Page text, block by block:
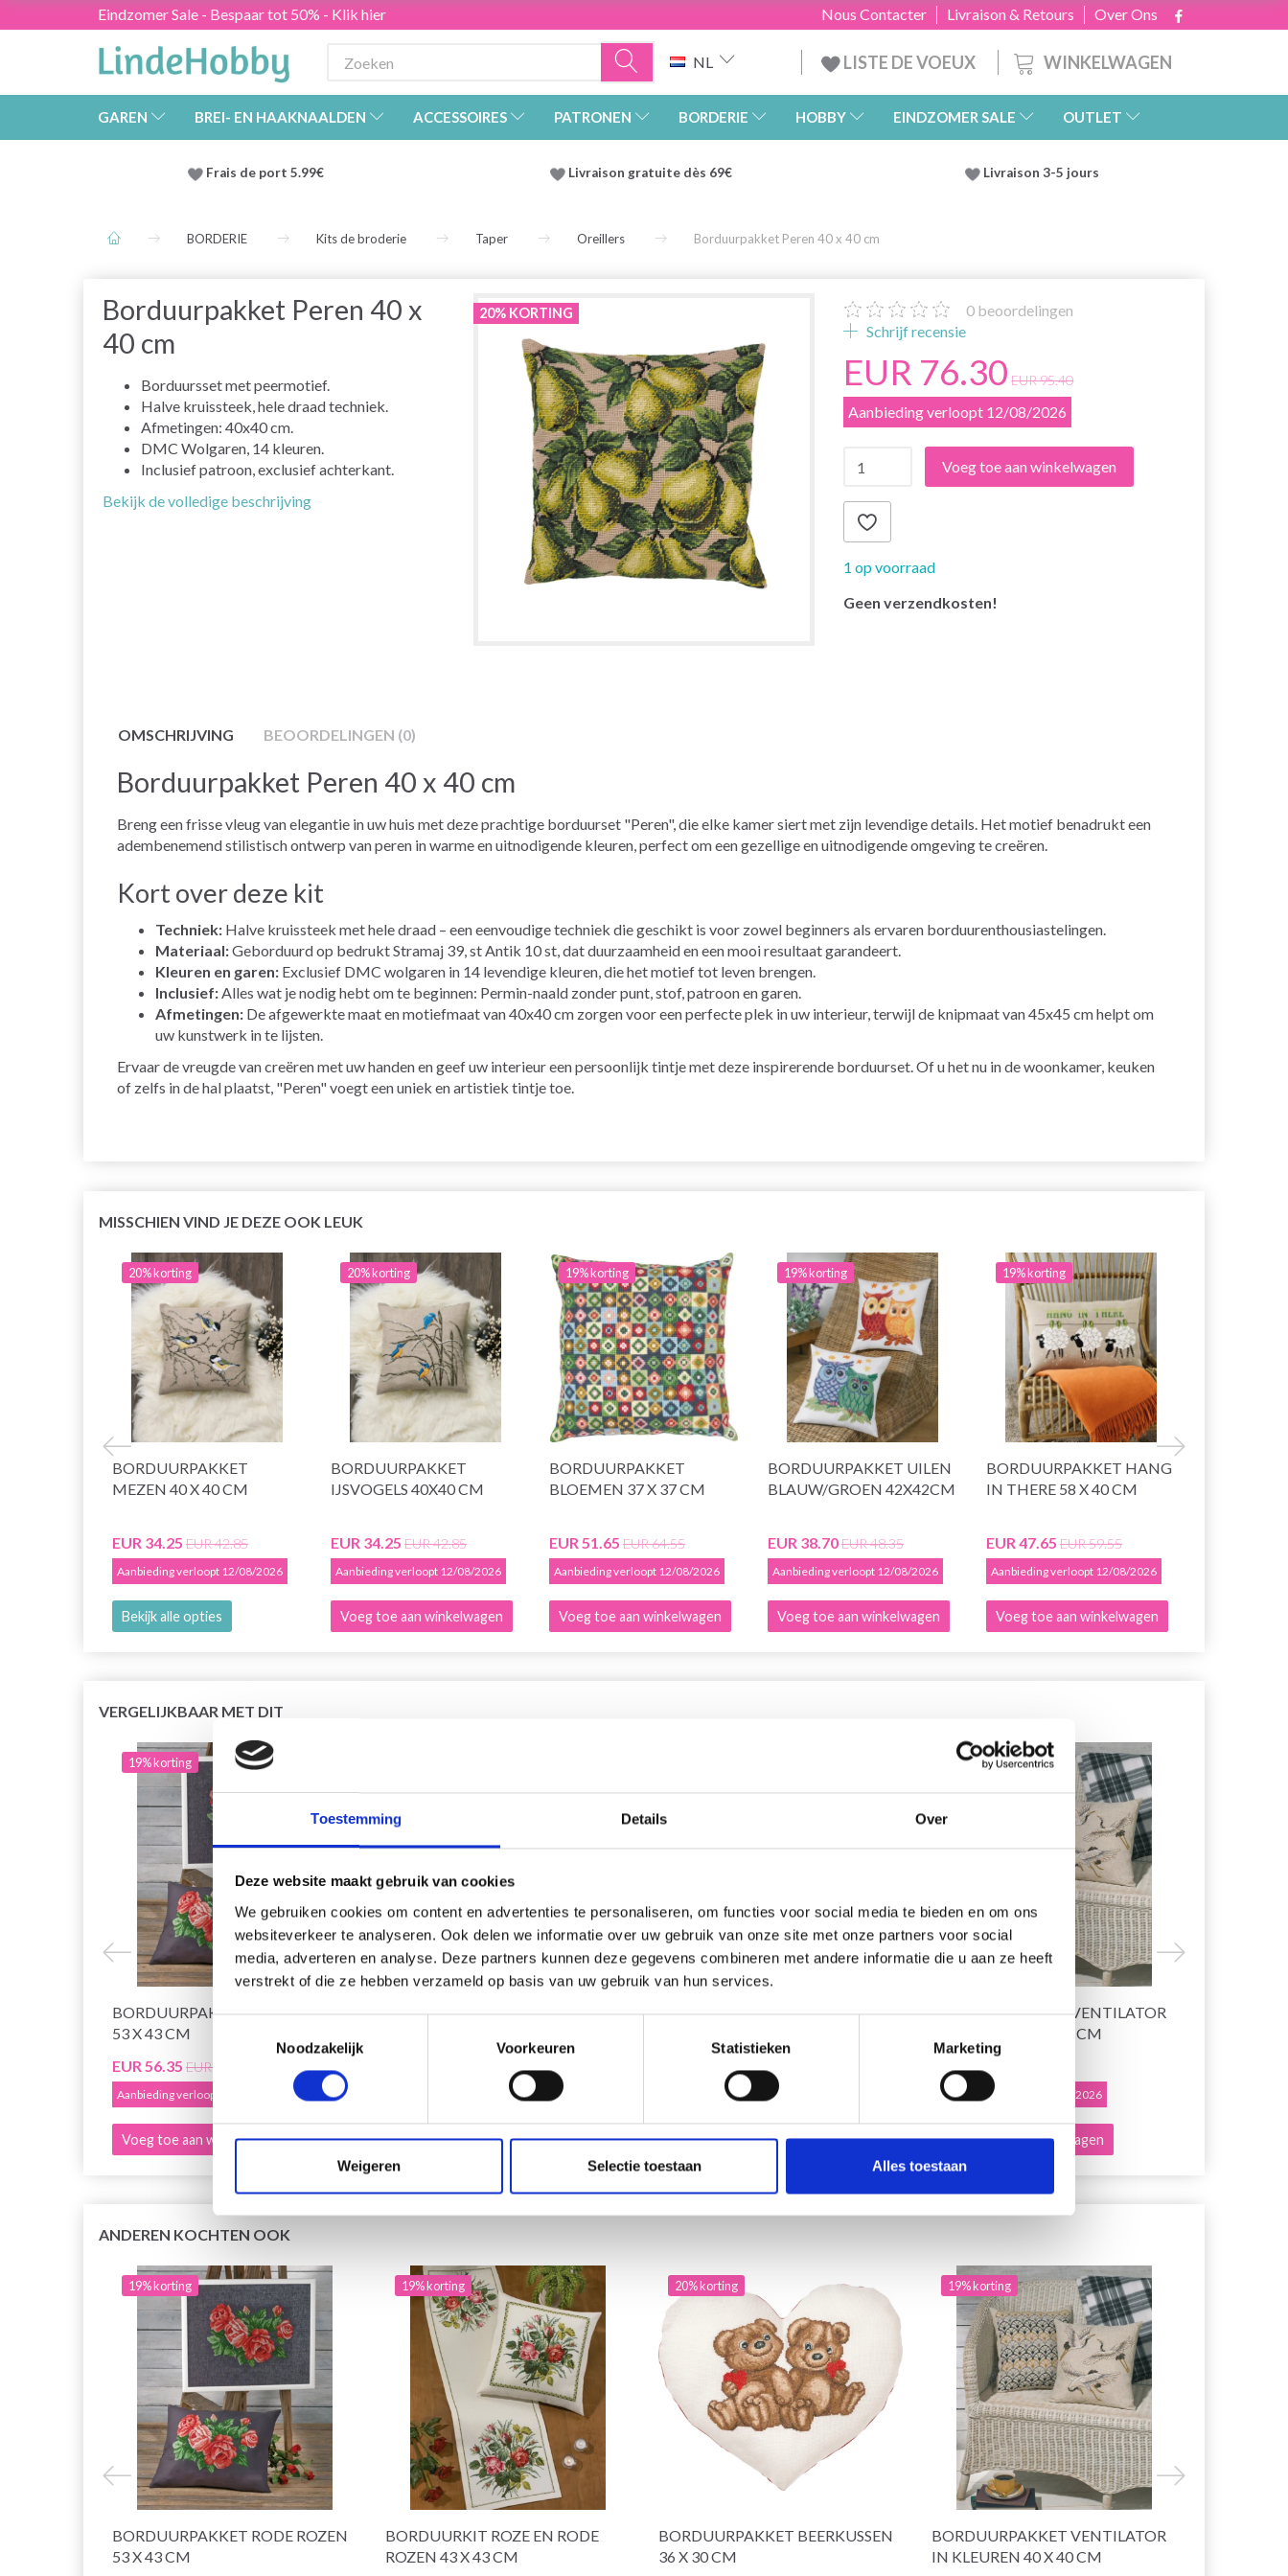
Toestemming Details Over
Deze website maakt gebruik van cookies
We gebruiken cookies om content en advertenties te personaliseren, om functies voor social media te bieden en om ons
websiteverkeer te analyseren. Ook delen we informatie over uw gebruik van onze site met onze partners voor social
media, adverteren en analyse. Deze partners kunnen deze gegevens combineren met andere informatie die u aan ze heeft
verstrekt of die ze hebben verzameld op basis van uw gebruik van hun services.
Noodzakelijk
Voorkeuren Statistieken Marketing
Weigeren Selectie toestaan Alles toestaan
Eindzomer Sale - Bespaar tot 50% - Klik hier Over Ons
Livraison & Retours
Nous Contacter
WINKELWAGEN
NL LISTE DE VOEUX
GAREN BREI- EN HAAKNAALDEN ACCESSOIRES PATRONEN BORDERIE HOBBY EINDZOMER SALE OUTLET
Frais de port 5.99€ Livraison gratuite dès 69€ Livraison 3-5 jours
BORDERIE Kits de broderie Taper Oreillers Borduurpakket Peren 40 x 40 cm
Borduurpakket Peren 40 x
40 cm
Borduursset met peermotief.
Halve kruissteek, hele draad techniek.
Afmetingen: 40x40 cm.
DMC Wolgaren, 14 kleuren.
Inclusief patroon, exclusief achterkant.
Bekijk de volledige beschrijving
20% KORTING 0 beoordelingen
Schrijf recensie
EUR 76.30 EUR 95.40
Aanbieding verloopt 12/08/2026
Voeg toe aan winkelwagen
1 op voorraad
Geen verzendkosten!
OMSCHRIJVING BEOORDELINGEN (0)
Borduurpakket Peren 40 x 40 cm
Breng een frisse vleug van elegantie in uw huis met deze prachtige borduurset "Peren", die elke kamer siert met zijn levendige details. Het motief benadrukt een
adembenemend stilistisch ontwerp van peren in warme en uitnodigende kleuren, perfect om een ​​gezellige en uitnodigende omgeving te creëren.
Kort over deze kit
Techniek: Halve kruissteek met hele draad – een eenvoudige techniek die geschikt is voor zowel beginners als ervaren borduurenthousiastelingen.
Materiaal:Geborduurd op bedrukt Stramaj 39, st Antik 10 st, dat duurzaamheid en een mooi resultaat garandeert.
Kleuren en garen: Exclusief DMC wolgaren in 14 levendige kleuren, die het motief tot leven brengen.
Inclusief:Alles wat je nodig hebt om te beginnen: Permin-naald zonder punt, stof, patroon en garen.
Afmetingen: De afgewerkte maat en motiefmaat van 40x40 cm zorgen voor een perfecte plek in uw interieur, terwijl de knipmaat van 45x45 cm helpt om
uw kunstwerk in te lijsten.
Ervaar de vreugde van creëren met uw handen en geef uw interieur een persoonlijk tintje met deze inspirerende borduurset. Of u het nu in de woonkamer, keuken
of zelfs in de hal plaatst, "Peren" voegt een uniek en artistiek tintje toe.
MISSCHIEN VIND JE DEZE OOK LEUK
20% korting
BORDUURPAKKET
MEZEN 40 X 40 CM
EUR 34.25 EUR 42.85
Aanbieding verloopt 12/08/2026
Bekijk alle opties
20% korting
BORDUURPAKKET
IJSVOGELS 40X40 CM
EUR 34.25 EUR 42.85
Aanbieding verloopt 12/08/2026
Voeg toe aan winkelwagen
19% korting
BORDUURPAKKET
BLOEMEN 37 X 37 CM
EUR 51.65 EUR 64.55
Aanbieding verloopt 12/08/2026
Voeg toe aan winkelwagen
19% korting
BORDUURPAKKET UILEN
BLAUW/GROEN 42X42CM
EUR 38.70EUR 48.35
Aanbieding verloopt 12/08/2026
Voeg toe aan winkelwagen
19% korting
BORDUURPAKKET HANG
IN THERE 58 X 40 CM
EUR 47.65 EUR 59.55
Aanbieding verloopt 12/08/2026
Voeg toe aan winkelwagen
VERGELIJKBAAR MET DIT
19% korting
BORDUURPAKKET RODE ROZEN
53 X 43 CM
EUR 56.35 EUR 70.40
Aanbieding verloopt 12/08/2026
Voeg toe aan winkelwagen
BORDUURKIT ROZE EN RODE
EUR 61.30
Aanbieding verloopt 12/08/2026
Voeg toe aan winkelwagen
BORDUURPAKKET BEERKUSSEN
EUR 32.15
Aanbieding verloopt 12/08/2026
Voeg toe aan winkelwagen
19% korting
BORDUURPAKKET VENTILATOR
IN KLEUREN 40 X 40 CM
EUR 33.50
Aanbieding verloopt 12/08/2026
Voeg toe aan winkelwagen
ANDEREN KOCHTEN OOK
19% korting
BORDUURPAKKET RODE ROZEN
53 X 43 CM
19% korting
BORDUURKIT ROZE EN RODE
ROZEN 43 X 43 CM
20% korting
BORDUURPAKKET BEERKUSSEN
36 X 30 CM
19% korting
BORDUURPAKKET VENTILATOR
IN KLEUREN 40 X 40 CM